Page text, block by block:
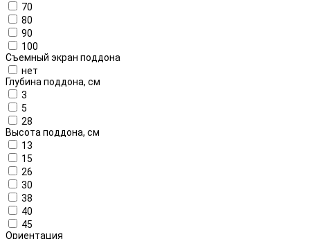
70
80
90
100
Съемный экран поддона
нет
Глубина поддона, см
3
5
28
Высота поддона, см
13
15
26
30
38
40
45
Ориентация